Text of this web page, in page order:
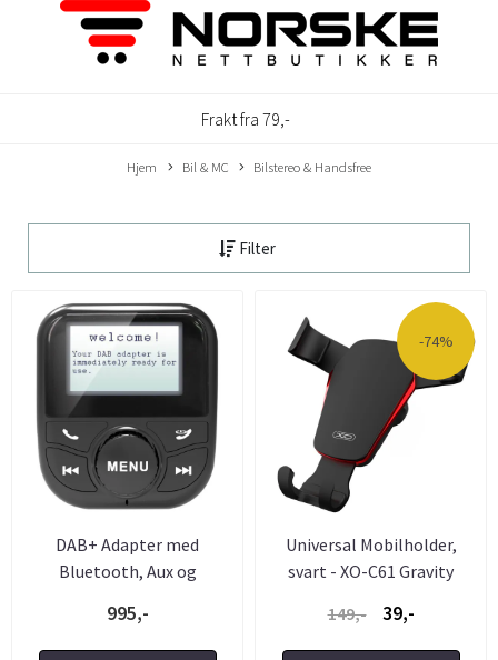
Frakt fra 79,-
Hjem Bil & MC Bilstereo & Handsfree
Filter
DAB+ Adapter med
Bluetooth, Aux og
995,-
-74%
Universal Mobilholder,
svart - XO-C61 Gravity
149,-
39,-